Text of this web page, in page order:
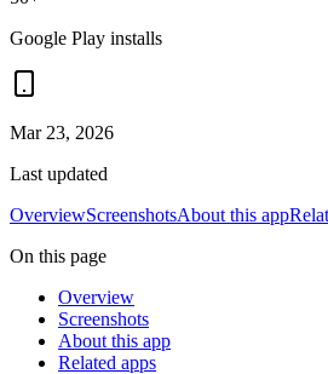
Google Play installs
Mar 23, 2026
Last updated
OverviewScreenshotsAbout this app
On this page
Overview
Screenshots
About this app
Related apps